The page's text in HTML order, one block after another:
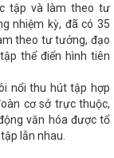
vấn về nguy
nói nhiều
nhanh và bền
công
thực hiện Đề
hàng
2025 TẠI CHI
Chỉ thị về
đặc biệt và các
nghiệp nông
tập và làm theo tư
nhiệm kỳ, đã có 35
theo tư tưởng, đạo
thể điển hình tiên
nổi thu hút tập hợp
cơ sở trực thuộc,
văn hóa được tổ
lẫn nhau.